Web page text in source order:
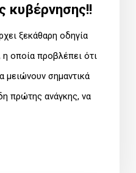
κυβέρνησης!!
ξεκάθαρη οδηγία
οποία προβλέπει ότι
μειώνουν σημαντικά
πρώτης ανάγκης, να